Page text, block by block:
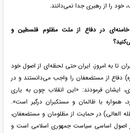
را از رهبری جدا نمی‌دانند.
در دفاع از ملت مظلوم فلسطین و
تا به امروز، ایران حتی لحظه‌ای از اصول خود
دفاع از مستضعفان را واجب می‌دانستند و در
ایشان فرمودند: «این انقلاب چون به یاری
همواره با ظالمان و مستکبران درگیر است».
العالی) در حمایت از مظلومان و مستضعفان،
اصول اساسی سیاست جمهوری اسلامی است و